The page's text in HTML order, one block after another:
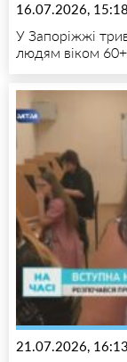
16.07.2026, 15:18
У Запоріжжі
людям віком 60+
21.07.2026, 16:13